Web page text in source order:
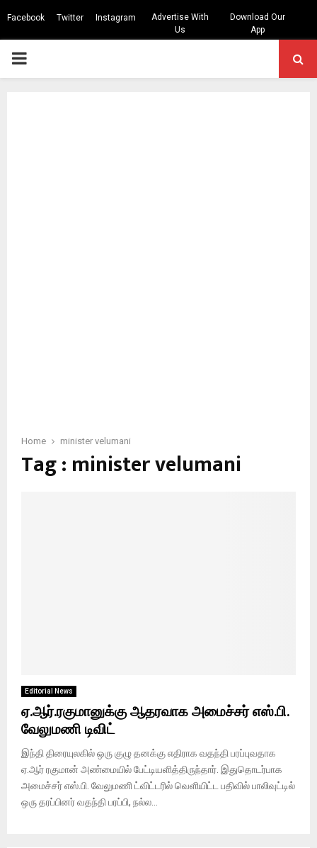
Facebook Twitter Instagram
Advertise With
Us
Download Our
App
PRIMARY
Home minister velumani
Tag : minister velumani
Editorial News
ஏ.ஆர்.ரகுமானுக்கு ஆதரவாக அமைச்சர் எஸ்.பி.
வேலுமணி டிவிட்
இந்தி திரையுலகில் ஒரு குழு தனக்கு எதிராக வதந்தி பரப்புவதாக
ஏ.ஆர் ரகுமான் அண்மையில் பேட்டியளித்திருந்தார். இதுதொடர்பாக
அமைச்சர் எஸ்.பி. வேலுமணி ட்விட்டரில் வெளியிட்ட பதிவில் பாலிவுட்டில்
ஒரு தரப்பினர் வதந்தி பரப்பி, நல்ல...